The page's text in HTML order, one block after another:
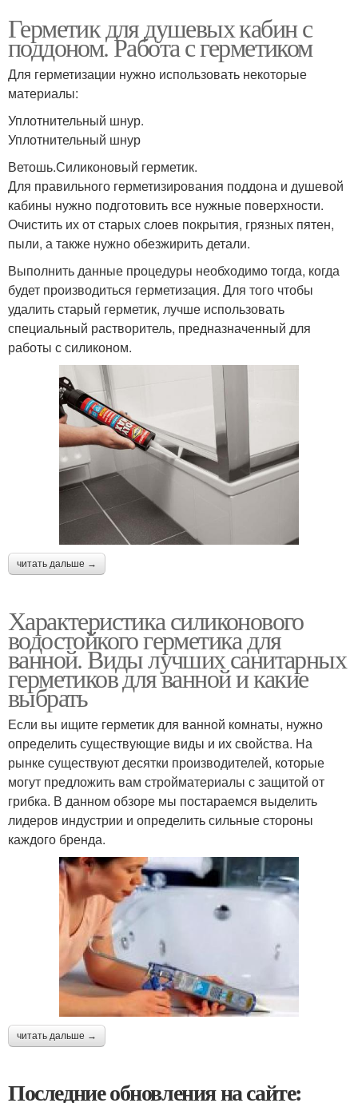
Герметик для душевых кабин с
поддоном. Работа с герметиком
Для герметизации нужно использовать некоторые
материалы:
Уплотнительный шнур.
Уплотнительный шнур
Ветошь.Силиконовый герметик.
Для правильного герметизирования поддона и душевой
кабины нужно подготовить все нужные поверхности.
Очистить их от старых слоев покрытия, грязных пятен,
пыли, а также нужно обезжирить детали.
Выполнить данные процедуры необходимо тогда, когда
будет производиться герметизация. Для того чтобы
удалить старый герметик, лучше использовать
специальный растворитель, предназначенный для
работы с силиконом.
читать дальше →
Характеристика силиконового
водостойкого герметика для
ванной. Виды лучших санитарных
герметиков для ванной и какие
выбрать
Если вы ищите герметик для ванной комнаты, нужно
определить существующие виды и их свойства. На
рынке существуют десятки производителей, которые
могут предложить вам стройматериалы с защитой от
грибка. В данном обзоре мы постараемся выделить
лидеров индустрии и определить сильные стороны
каждого бренда.
читать дальше →
Последние обновления на сайте: